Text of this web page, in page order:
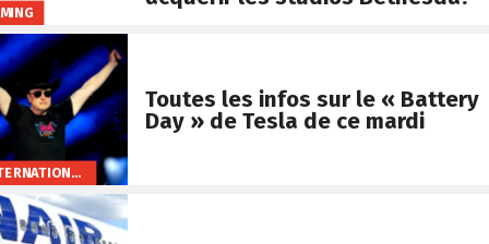
INTERNATIONAL
Toutes les infos sur le « Battery
Day » de Tesla de ce mardi